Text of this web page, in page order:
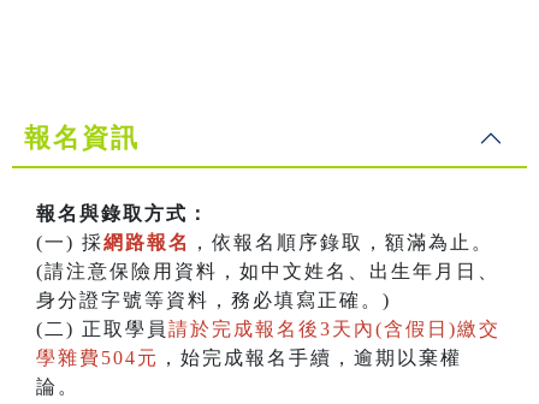
報名資訊
報名與錄取方式：
(一) 採網路報名
，依報名順序錄取，額滿為止。
(請注意保險用資料，如中文姓名、出生年月日、
身分證字號等資料，務必填寫正確。)
(二) 正取學員 請於完成報名後3天內(含假日)繳交
學雜費504元 ，始完成報名手續，逾期以棄權
論。